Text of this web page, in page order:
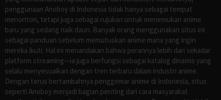
penggunaan Anoboy di Indonesia tidak hanya sebagai tempat
menonton, tetapi juga sebagai rujukan untuk menemukan anime
baru yang sedang naik daun. Banyak orang menggunakan situs ini
sebagai panduan sebelum memutuskan anime mana yang ingin
mereka ikuti. Hal ini menandakan bahwa perannya lebih dari sekadar
platform streaming—ia juga berfungsi sebagai katalog dinamis yang
selalu menyesuaikan dengan tren terbaru dalam industri anime.
Dengan terus bertambahnya penggemar anime di Indonesia, situs
seperti Anoboy menjadi bagian penting dari cara masyarakat